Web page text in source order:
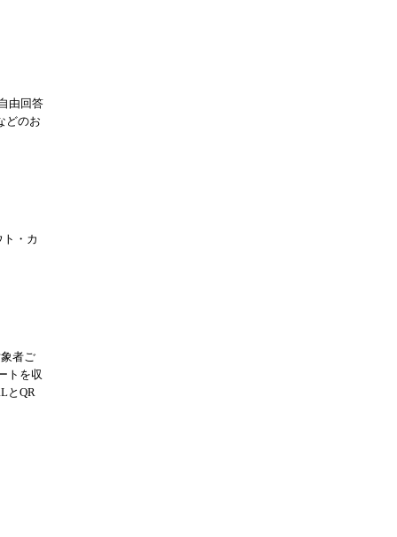
由回答
どのお
・カ
者ご
トを収
とQR